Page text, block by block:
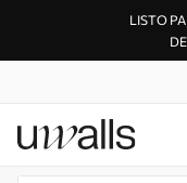
LISTO